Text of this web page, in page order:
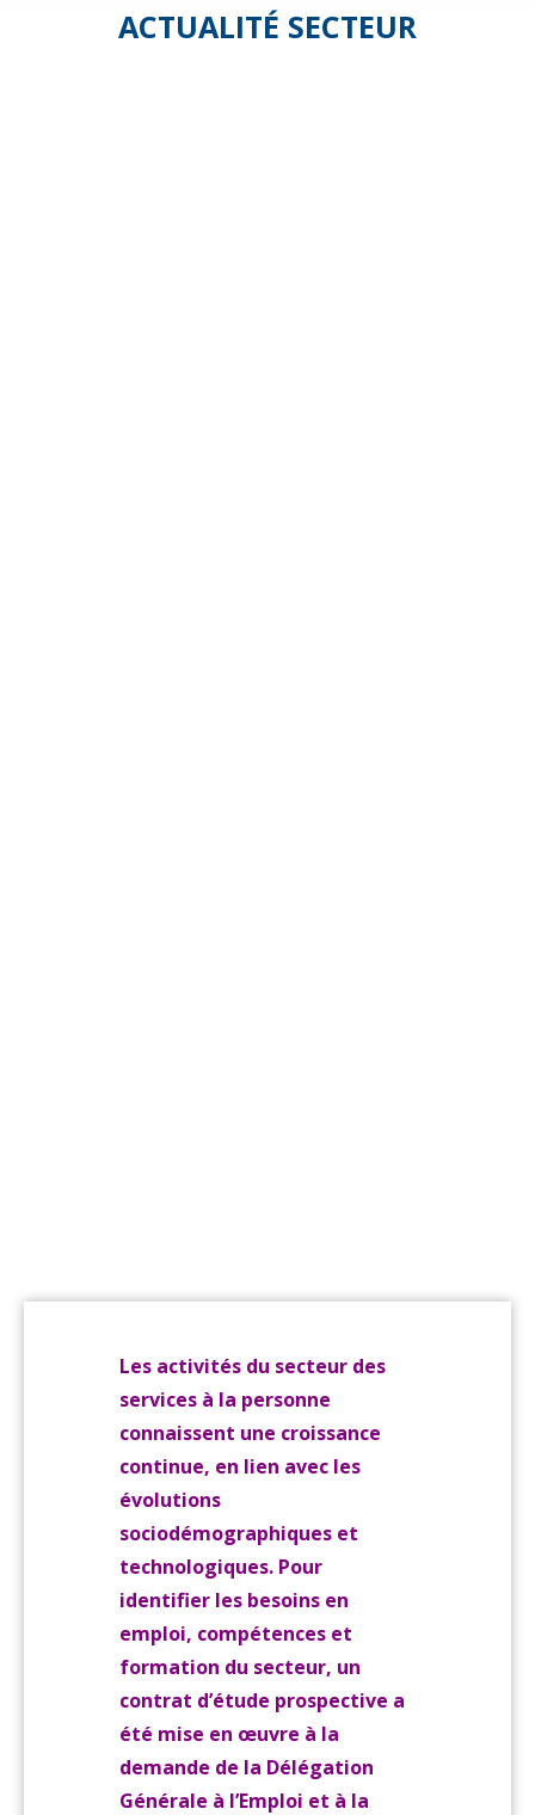
ACTUALITÉ SECTEUR
SAP
Les activités du secteur des
services à la personne
connaissent une croissance
continue, en lien avec les
évolutions
sociodémographiques et
technologiques. Pour
identifier les besoins en
emploi, compétences et
formation du secteur, un
contrat d’étude prospective a
été mise en œuvre à la
demande de la Délégation
Générale à l’Emploi et à la